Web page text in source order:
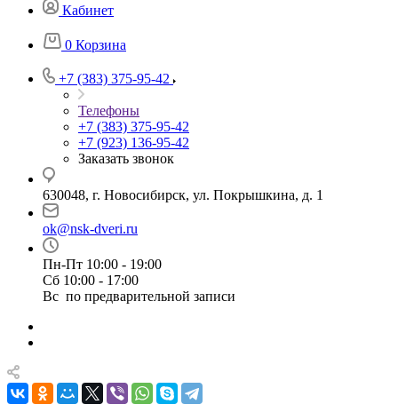
Кабинет
0 Корзина
+7 (383) 375-95-42
Телефоны
+7 (383) 375-95-42
+7 (923) 136-95-42
Заказать звонок
630048, г. Новосибирск, ул. Покрышкина, д. 1
ok@nsk-dveri.ru
Пн-Пт 10:00 - 19:00
Сб 10:00 - 17:00
Вс по предварительной записи